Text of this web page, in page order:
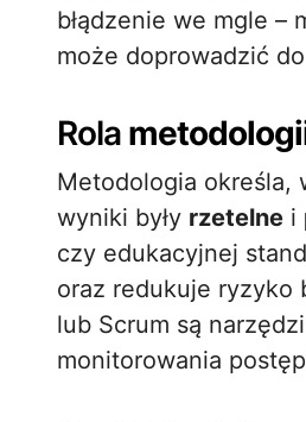
błądzenie we mgle
może doprowadzić
Rola
Metodologia określa,
wyniki były rzetelne i
czy edukacyjnej
oraz redukuje ryzyko
lub Scrum są
monitorowania